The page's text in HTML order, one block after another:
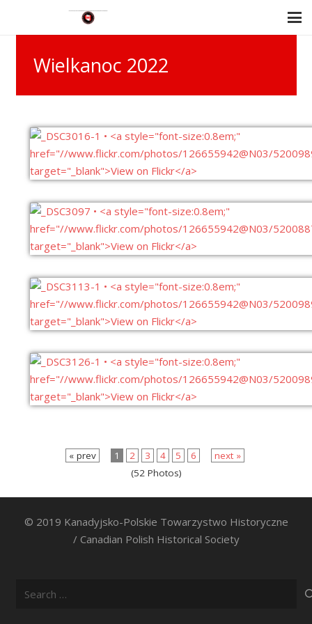
Wielkanoc 2022
« prev 1 2 3 4 5 6
next »
(52 Photos)
© 2019 Kanadyjsko-Polskie Towarzystwo Historyczne
/ Canadian Polish Historical Society